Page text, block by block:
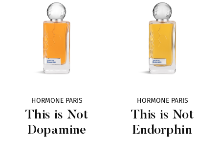
Designer Shaik
EVEILEUR
NGT 1
STATE OF MIND 1
HORMONE PARIS
This is Not
Dopamine
HORMONE PARIS
This is Not
Endorphin